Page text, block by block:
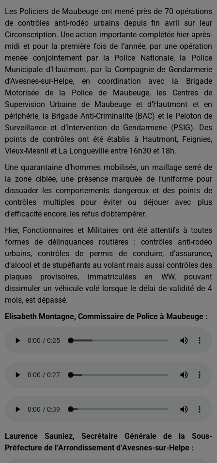
Les Policiers de Maubeuge ont mené près de 70 opérations
de contrôles anti-rodéo urbains depuis fin avril sur leur
Circonscription. Une action importante complétée hier après-
midi et pour la première fois de l’année, par une opération
menée conjointement par la Police Nationale, la Police
Municipale d’Hautmont, par la Compagnie de Gendarmerie
d’Avesnes-sur-Helpe, en coordination avec la Brigade
Motorisée de la Police de Maubeuge, les Centres de
Supervision Urbaine de Maubeuge et d’Hautmont et en
périphérie, la Brigade Anti-Criminalité (BAC) et le Peloton de
Surveillance et d’Intervention de Gendarmerie (PSIG). Des
points de contrôles ont été établis à Hautmont, Feignies,
Vieux-Mesnil et La Longueville entre 16h30 et 18h.
Une quarantaine d’hommes mobilisés, un maillage serré de
la zone ciblée, une présence marquée de l’uniforme pour
dissuader les comportements dangereux et des points de
contrôles multiples pour éviter ou déjouer avec plus
d’efficacité encore, les refus d’obtempérer.
Hier, Fonctionnaires et Militaires ont été attentifs à toutes
formes de délinquances routières : contrôles anti-rodéo
urbains, contrôles de permis de conduire, d’assurance,
d’alcool et de stupéfiants au volant mais aussi contrôles des
plaques provisoires, immatriculées en WW, pouvant
dissimuler un véhicule volé lorsque le délai de validité de 4
mois, est dépassé.
Elisabeth Montagne, Commissaire de Police à Maubeuge :
Laurence Sauniez, Secrétaire Générale de la Sous-
Préfecture de l’Arrondissement d’Avesnes-sur-Helpe :